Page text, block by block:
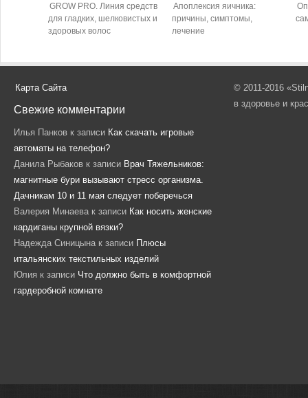
GROW PRO. Линия средств
для гладких, шелковистых и
здоровых волос
Апоплексия яичника:
причины, симптомы,
лечение
Карта Сайта
Свежие комментарии
Илья Панков к записи Как скачать игровые
автоматы на телефон?
Данила Рыбаков к записи Врач Тяжельников:
магнитные бури вызывают стресс организма.
Дачникам 10 и 11 мая следует поберечься
Валерия Минаева к записи Как носить женские
кардиганы крупной вязки?
Надежда Синицына к записи Плюсы
итальянских текстильных изделий
Юлия к записи Что должно быть в комфортной
гардеробной комнате
© 2011-2016
в здоровье и